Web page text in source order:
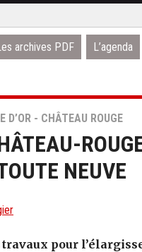
archives PDF L’agenda
D’OR - CHÂTEAU ROUGE
NEUVE
travaux pour